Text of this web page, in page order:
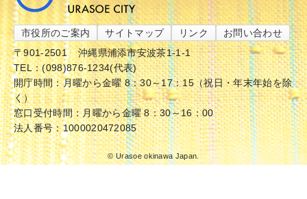
市役所のご案内 サイトマップ リンク
お問い合わせ
〒901-2501
沖縄県浦添市安波茶1-1-1
TEL：(098)876-1234(代表)
開庁時間：月曜から金曜 8：30～17：15（祝日・年末年始を除
く）
窓口受付時間：月曜から金曜 8：30～16：00
法人番号：1000020472085
© Urasoe okinawa Japan.